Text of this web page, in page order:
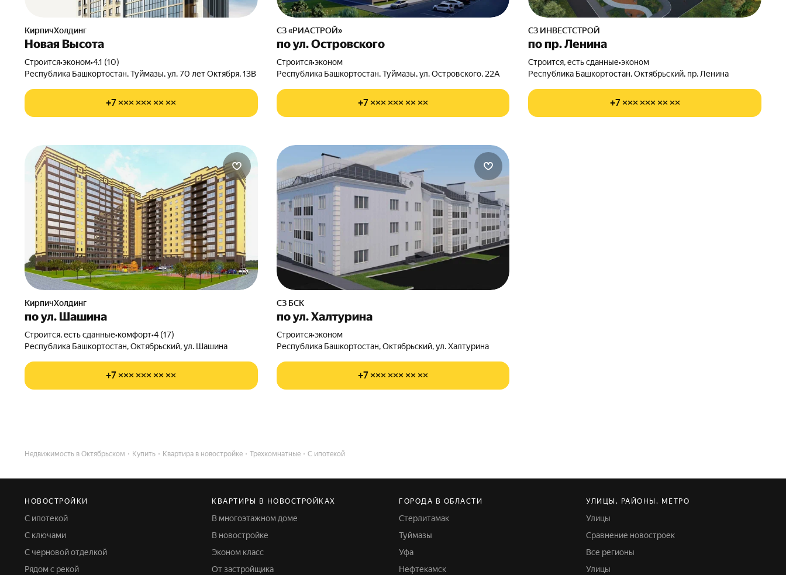
КирпичХолдинг
Новая Высота
Строится•эконом•4.1 (10)
Республика Башкортостан, Туймазы, ул. 70 лет Октября, 13В
+7 ××× ××× ×× ××
СЗ «РИАСТРОЙ»
по ул. Островского
Строится•эконом
Республика Башкортостан, Туймазы, ул. Островского, 22А
+7 ××× ××× ×× ××
СЗ ИНВЕСТСТРОЙ
по пр. Ленина
Строится, есть сданные•эконом
Республика Башкортостан, Октябрьский, пр. Ленина
+7 ××× ××× ×× ××
КирпичХолдинг
по ул. Шашина
Строится, есть сданные•комфорт•4 (17)
Республика Башкортостан, Октябрьский, ул. Шашина
+7 ××× ××× ×× ××
СЗ БСК
по ул. Халтурина
Строится•эконом
Республика Башкортостан, Октябрьский, ул. Халтурина
+7 ××× ××× ×× ××
Недвижимость в Октябрьском Купить Квартира в новостройке Трехкомнатные С ипотекой
НОВОСТРОЙКИ
С ипотекой
С ключами
С черновой отделкой
Рядом с рекой
КВАРТИРЫ В НОВОСТРОЙКАХ
В многоэтажном доме
В новостройке
Эконом класс
От застройщика
ГОРОДА В ОБЛАСТИ
Стерлитамак
Туймазы
Уфа
Нефтекамск
УЛИЦЫ, РАЙОНЫ, МЕТРО
Улицы
Сравнение новостроек
Все регионы
Улицы